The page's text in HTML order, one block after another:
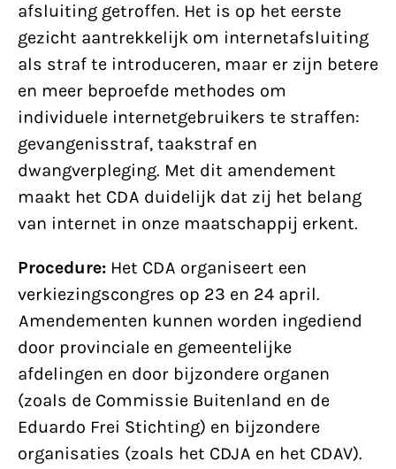
afsluiting getroffen. Het is op het eerste
gezicht aantrekkelijk om internetafsluiting
als straf te introduceren, maar er zijn betere
en meer beproefde methodes om
individuele internetgebruikers te straffen:
gevangenisstraf, taakstraf en
dwangverpleging. Met dit amendement
maakt het CDA duidelijk dat zij het belang
van internet in onze maatschappij erkent.
Procedure: Het CDA organiseert een
verkiezingscongres op 23 en 24 april.
Amendementen kunnen worden ingediend
door provinciale en gemeentelijke
afdelingen en door bijzondere organen
(zoals de Commissie Buitenland en de
Eduardo Frei Stichting) en bijzondere
organisaties (zoals het CDJA en het CDAV).